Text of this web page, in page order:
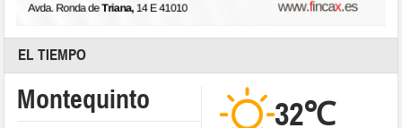
EL TIEMPO
Montequinto 32℃